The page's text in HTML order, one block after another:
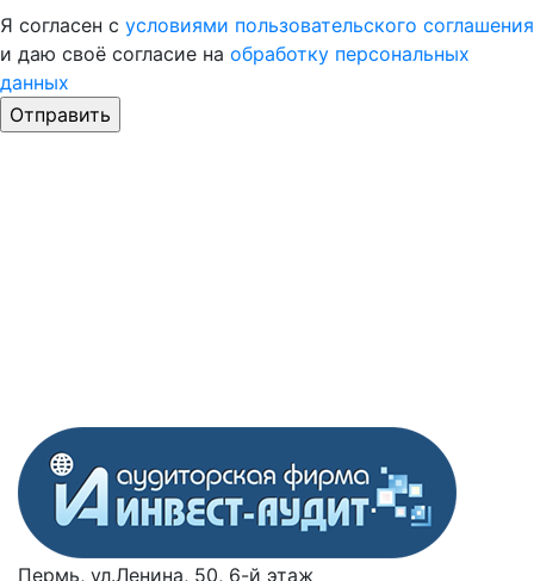
Я согласен с условиями пользовательского соглашения
и даю своё согласие на обработку персональных
данных
Пермь, ул.Ленина, 50, 6-й этаж